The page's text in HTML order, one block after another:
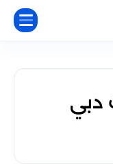
دبي